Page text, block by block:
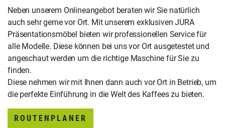
Neben unserem Onlineangebot beraten wir Sie natürlich
auch sehr gerne vor Ort. Mit unserem exklusiven JURA
Präsentationsmöbel bieten wir professionellen Service für
alle Modelle. Diese können bei uns vor Ort ausgetestet und
angeschaut werden um die richtige Maschine für Sie zu
finden.
Diese nehmen wir mit Ihnen dann auch vor Ort in Betrieb, um
die perfekte Einführung in die Welt des Kaffees zu bieten.
ROUTENPLANER